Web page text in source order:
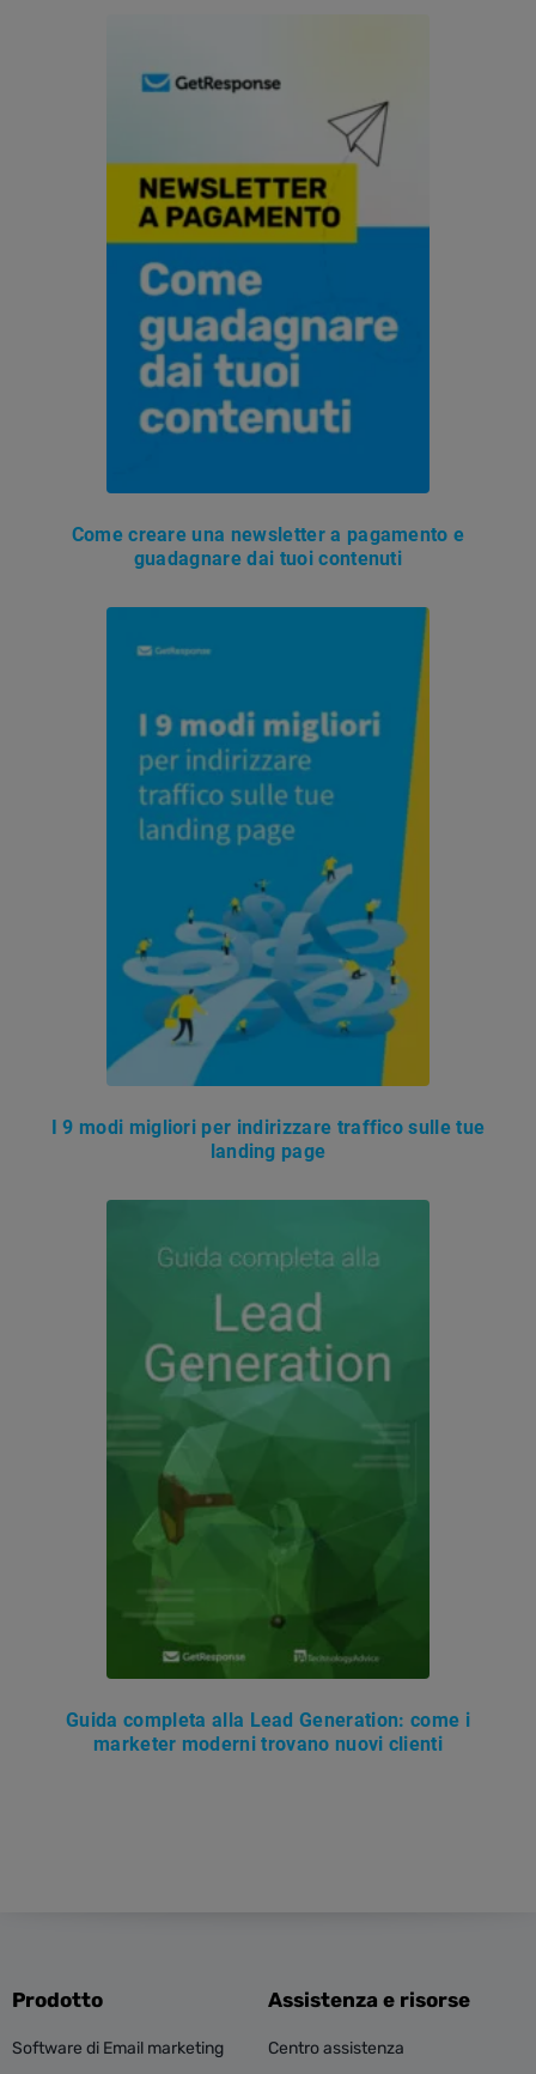
Come creare una newsletter a pagamento e
guadagnare dai tuoi contenuti
I 9 modi migliori per indirizzare traffico sulle tue
landing page
Guida completa alla Lead Generation: come i
marketer moderni trovano nuovi clienti
Prodotto
Software di Email marketing
Assistenza e risorse
Centro assistenza